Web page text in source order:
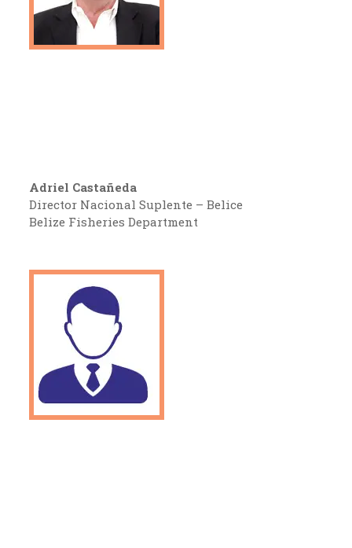
Adriel Castañeda
Director Nacional Suplente – Belice
Belize Fisheries Department